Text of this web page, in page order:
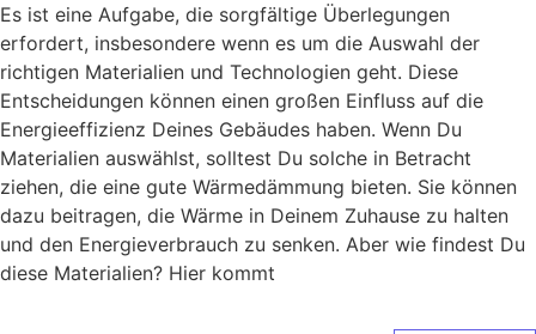
Es ist eine Aufgabe, die sorgfältige Überlegungen
erfordert, insbesondere wenn es um die Auswahl der
richtigen Materialien und Technologien geht. Diese
Entscheidungen können einen großen Einfluss auf die
Energieeffizienz Deines Gebäudes haben. Wenn Du
Materialien auswählst, solltest Du solche in Betracht
ziehen, die eine gute Wärmedämmung bieten. Sie können
dazu beitragen, die Wärme in Deinem Zuhause zu halten
und den Energieverbrauch zu senken. Aber wie findest Du
diese Materialien? Hier kommt